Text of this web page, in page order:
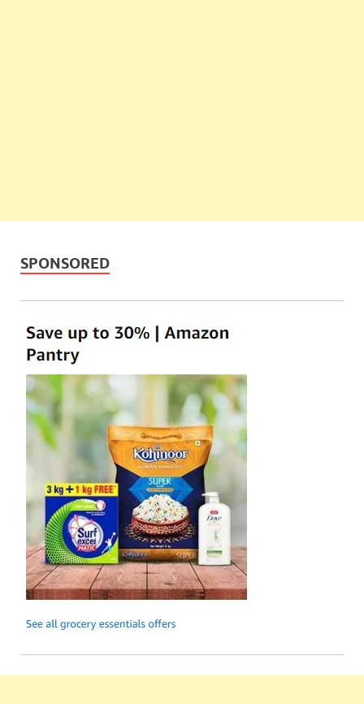
SPONSORED